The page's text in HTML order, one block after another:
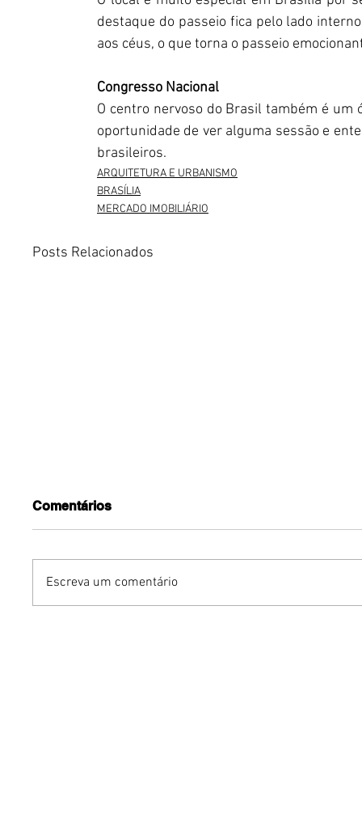
destaque do passeio fica pelo lado
aos céus, o que torna o passeio
Congresso Nacional
O centro nervoso do Brasil também é
oportunidade de ver alguma sessão e
brasileiros.
ARQUITETURA E URBANISMO
BRASÍLIA
MERCADO IMOBILIÁRIO
Posts Relacionados
Comentários
Escreva um comentário